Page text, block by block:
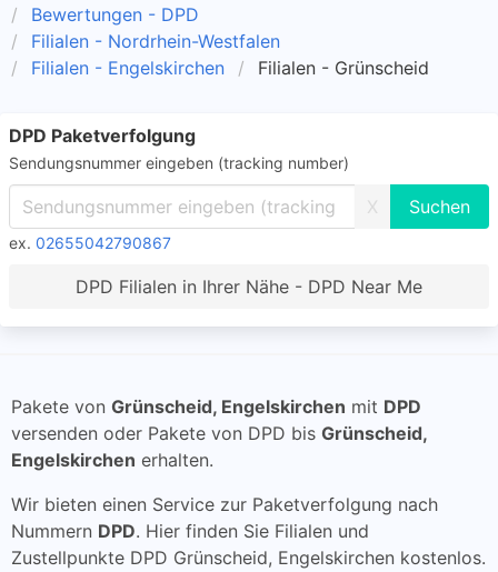
Bewertungen - DPD
Filialen - Nordrhein-Westfalen
Filialen - Engelskirchen
Filialen - Grünscheid
DPD Paketverfolgung
Sendungsnummer eingeben (tracking number)
X
ex. 02655042790867
DPD Filialen in Ihrer Nähe - DPD Near Me
Pakete von Grünscheid, Engelskirchen mit DPD
versenden oder Pakete von DPD bis Grünscheid,
Engelskirchen erhalten.
Wir bieten einen Service zur Paketverfolgung nach
Nummern DPD. Hier finden Sie Filialen und
Zustellpunkte DPD Grünscheid, Engelskirchen kostenlos.